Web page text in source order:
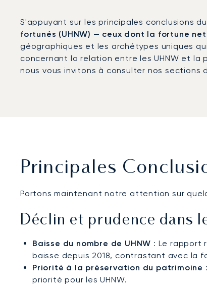
S'appuyant sur les principales conclusions du
fortunés (UHNW) — ceux dont la fortune
géographiques et les archétypes uniques
concernant la relation entre les UHNW et la
nous vous invitons à consulter nos sections
Principales
Portons maintenant notre attention sur
Déclin et prudence dans
Baisse du nombre de UHNW : Le rapport
baisse depuis 2018, contrastant avec la
Priorité à la préservation du patrimoine
priorité pour les UHNW.